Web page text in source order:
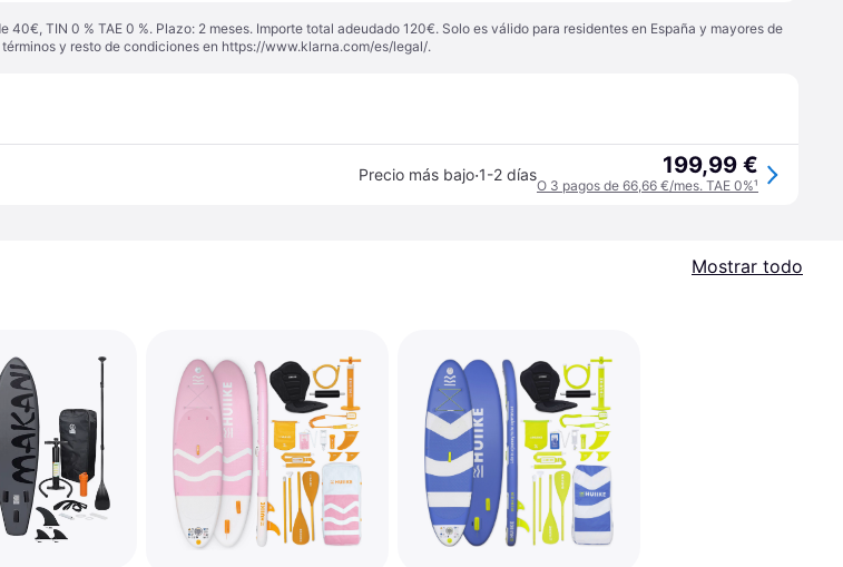
TIN 0 % TAE 0 %. Plazo: 2 meses. Importe total adeudado 120€. Solo es válido para residentes en España y mayores de
y resto de condiciones en https://www.klarna.com/es/legal/.
Precio más bajo·1-2 días 199,99 €
O 3 pagos de 66,66 €/mes. TAE 0%¹
Mostrar todo